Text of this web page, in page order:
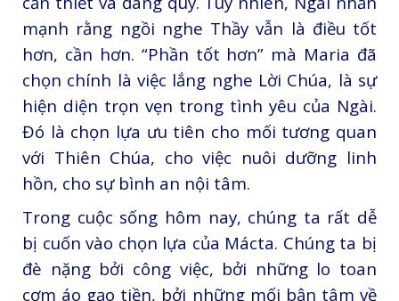
mạnh rằng ngồi nghe Thầy vẫn là điều tốt
hơn, cần hơn. “Phần tốt hơn” mà Maria đã
chọn chính là việc lắng nghe Lời Chúa, là sự
hiện diện trọn vẹn trong tình yêu của Ngài.
Đó là chọn lựa ưu tiên cho mối tương quan
với Thiên Chúa, cho việc nuôi dưỡng linh
hồn, cho sự bình an nội tâm.
Trong cuộc sống hôm nay, chúng ta rất dễ
bị cuốn vào chọn lựa của Mácta. Chúng ta bị
đè nặng bởi công việc, bởi những lo toan
cơm áo gạo tiền, bởi những mối bận tâm về